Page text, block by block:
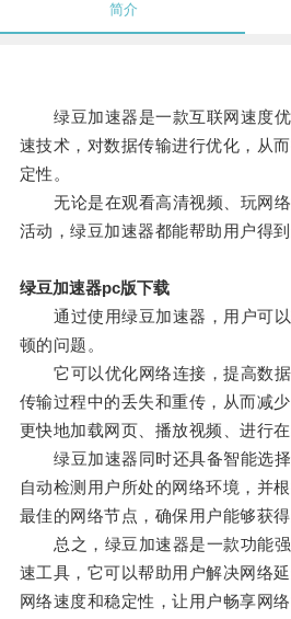
简介
绿豆加速器是一款互联网速度优
速技术，对数据传输进行优化，从
定性。
无论是在观看高清视频、玩网络
活动，绿豆加速器都能帮助用户得到
绿豆加速器pc版下载
通过使用绿豆加速器，用户可以
顿的问题。
它可以优化网络连接，提高数据
传输过程中的丢失和重传，从而减
更快地加载网页、播放视频、进行在
绿豆加速器同时还具备智能选择
自动检测用户所处的网络环境，并
最佳的网络节点，确保用户能够获
总之，绿豆加速器是一款功能强
速工具，它可以帮助用户解决网络
网络速度和稳定性，让用户畅享网络